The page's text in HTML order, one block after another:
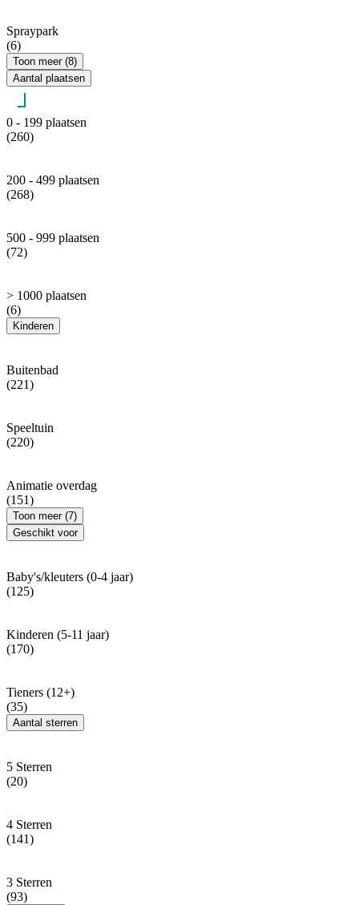
Spraypark
(6)
Toon meer (8)
Aantal plaatsen
0 - 199 plaatsen
(260)
200 - 499 plaatsen
(268)
500 - 999 plaatsen
(72)
> 1000 plaatsen
(6)
Kinderen
Buitenbad
(221)
Speeltuin
(220)
Animatie overdag
(151)
Toon meer (7)
Geschikt voor
Baby's/kleuters (0-4 jaar)
(125)
Kinderen (5-11 jaar)
(170)
Tieners (12+)
(35)
Aantal sterren
5 Sterren
(20)
4 Sterren
(141)
3 Sterren
(93)